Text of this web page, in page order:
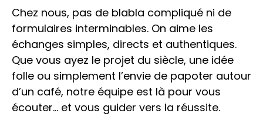
Chez nous, pas de blabla compliqué ni de
formulaires interminables. On aime les
échanges simples, directs et authentiques.
Que vous ayez le projet du siècle, une idée
folle ou simplement l’envie de papoter autour
d’un café, notre équipe est là pour vous
écouter… et vous guider vers la réussite.